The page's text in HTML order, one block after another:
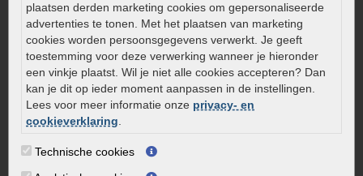
plaatsen derden marketing cookies om gepersonaliseerde
advertenties te tonen. Met het plaatsen van marketing
cookies worden persoonsgegevens verwerkt. Je geeft
toestemming voor deze verwerking wanneer je hieronder
een vinkje plaatst. Wil je niet alle cookies accepteren? Dan
kan je dit op ieder moment aanpassen in de instellingen.
Lees voor meer informatie onze privacy- en
cookieverklaring
Technische cookies
Routebeschrijving
Openingstijden
Maandag
08:00 - 17:00
Dinsdag
08:00 - 17:00
Woensdag
08:00 - 17:00
Donderdag
Vrijdag